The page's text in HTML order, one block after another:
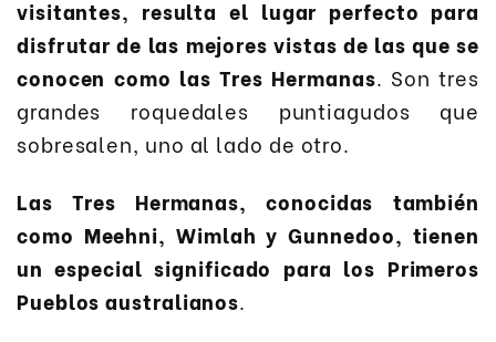
visitantes, resulta el lugar perfecto para
disfrutar de las mejores vistas de las que se
conocen como las Tres Hermanas. Son tres
grandes roquedales puntiagudos que
sobresalen, uno al lado de otro.
Las Tres Hermanas, conocidas también
como Meehni, Wimlah y Gunnedoo, tienen
un especial significado para los Primeros
Pueblos australianos.